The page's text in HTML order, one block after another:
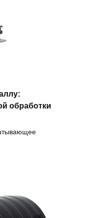
обработки